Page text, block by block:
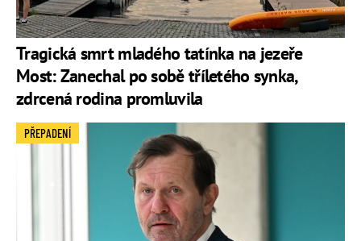
Tragická smrt mladého tatínka na jezeře
Most: Zanechal po sobě tříletého synka,
zdrcená rodina promluvila
PŘEPADENÍ